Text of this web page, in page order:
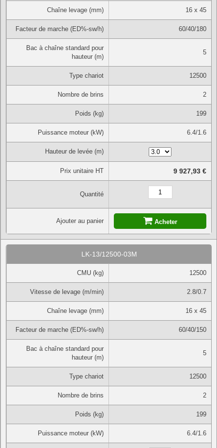
Chaîne levage (mm) 16 x 45
Facteur de marche (ED%-sw/h) 60/40/180
Bac à chaîne standard pour
hauteur (m)
5
Type chariot 12500
Nombre de brins 2
Poids (kg) 199
Puissance moteur (kW) 6.4/1.6
Hauteur de levée (m)
Prix unitaire HT 9 927,93 €
Quantité
Ajouter au panier Acheter
LK-13/12500-03M
CMU (kg) 12500
Vitesse de levage (m/min) 2.8/0.7
Chaîne levage (mm) 16 x 45
Facteur de marche (ED%-sw/h) 60/40/150
Bac à chaîne standard pour
hauteur (m)
5
Type chariot 12500
Nombre de brins 2
Poids (kg) 199
Puissance moteur (kW) 6.4/1.6